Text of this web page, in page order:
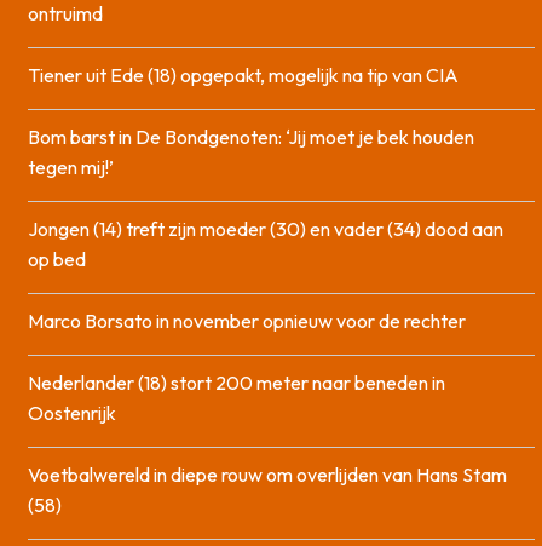
ontruimd
Tiener uit Ede (18) opgepakt, mogelijk na tip van CIA
Bom barst in De Bondgenoten: ‘Jij moet je bek houden
tegen mij!’
Jongen (14) treft zijn moeder (30) en vader (34) dood aan
op bed
Marco Borsato in november opnieuw voor de rechter
Nederlander (18) stort 200 meter naar beneden in
Oostenrijk
Voetbalwereld in diepe rouw om overlijden van Hans Stam
(58)